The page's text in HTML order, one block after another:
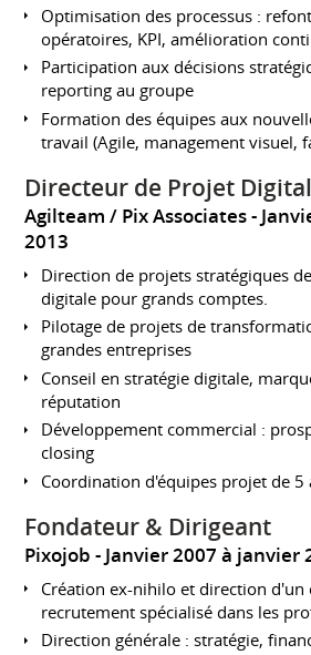
Optimisation des processus :
opératoires, KPI, amélioration
Participation aux décisions
reporting au groupe
Formation des équipes aux
travail (Agile, management visuel,
Directeur de Projet
Agilteam / Pix Associates
2013
Direction de projets stratégiques
digitale pour grands comptes.
Pilotage de projets de
grandes entreprises
Conseil en stratégie digitale,
réputation
Développement commercial :
closing
Coordination d'équipes projet de 5
Fondateur & Dirigeant
Pixojob Janvier 2007 à janvier
Création ex-nihilo et direction d'un
recrutement spécialisé dans les
Direction générale : stratégie,